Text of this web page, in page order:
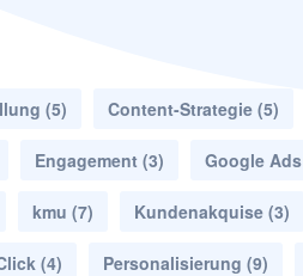
(5) Content-Strategie (5)
Engagement (3) Google Ads
kmu (7) Kundenakquise (3)
(4) Personalisierung (9)